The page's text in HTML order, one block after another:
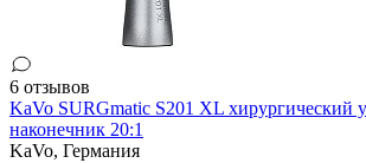
6 отзывов
KaVo SURGmatic S201 XL хирургический
наконечник 20:1
KaVo, Германия